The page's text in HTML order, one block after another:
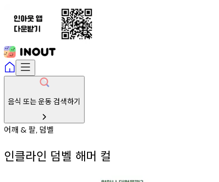
음식 또는 운동 검색하기
어깨 & 팔, 덤벨
인클라인 덤벨 해머 컬